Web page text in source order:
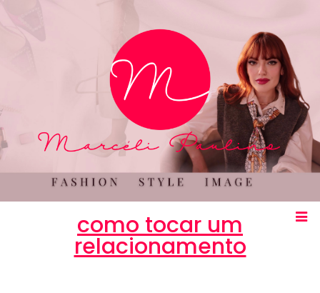
como tocar um
relacionamento